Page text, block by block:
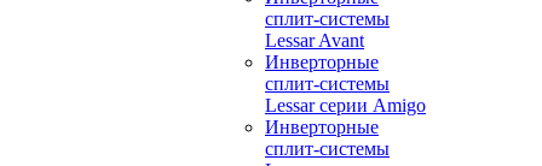
сплит-системы
Lessar Avant
Инверторные
сплит-системы
Lessar серии Amigo
Инверторные
сплит-системы